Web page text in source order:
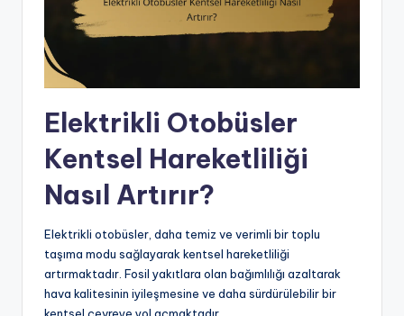
Elektrikli Otobüsler
Kentsel Hareketliliği
Nasıl Artırır?
Elektrikli otobüsler, daha temiz ve verimli bir toplu
taşıma modu sağlayarak kentsel hareketliliği
artırmaktadır. Fosil yakıtlara olan bağımlılığı azaltarak
hava kalitesinin iyileşmesine ve daha sürdürülebilir bir
kentsel çevreye yol açmaktadır.